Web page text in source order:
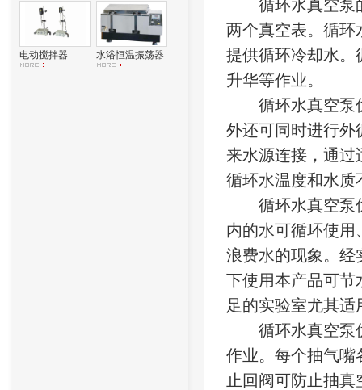
循环水真空泵的
两个真空表。循环
提供循环冷却水。
升华等作业。
循环水真空泵优
外还可同时进行外
来水源连接，通
循环水温度和水质
循环水真空泵优
内的水可循环使
浪费水的现象。经
下使用本产品可节
足的实验室尤其适
循环水真空泵优
作业。每个抽气嘴
止回阀可防止抽
电动搅拌器 水浴恒温振荡器